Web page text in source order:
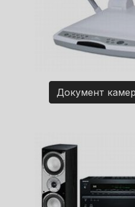
Документ